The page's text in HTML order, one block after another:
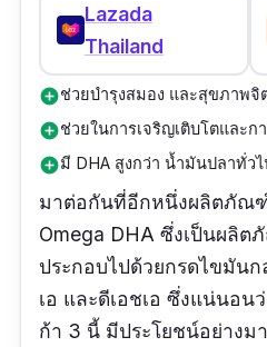
Lazada
Thailand
add_circleช่วยบำรุงสมอง และสุขภาพจิ
add_circleช่วยในการเจริญเติบโตและ
add_circleมี DHA สูงกว่า น้ำมันปลาทั่วไ
มาต่อกันที่อีกหนึ่งผลิตภัณฑ์
Omega DHA ซึ่งเป็นผลิต
ประกอบไปด้วยกรดไขมัน
เอ และดีเอชเอ ซึ่งแน่นอน
ก้า 3 นี้ มีประโยชน์อย่างม